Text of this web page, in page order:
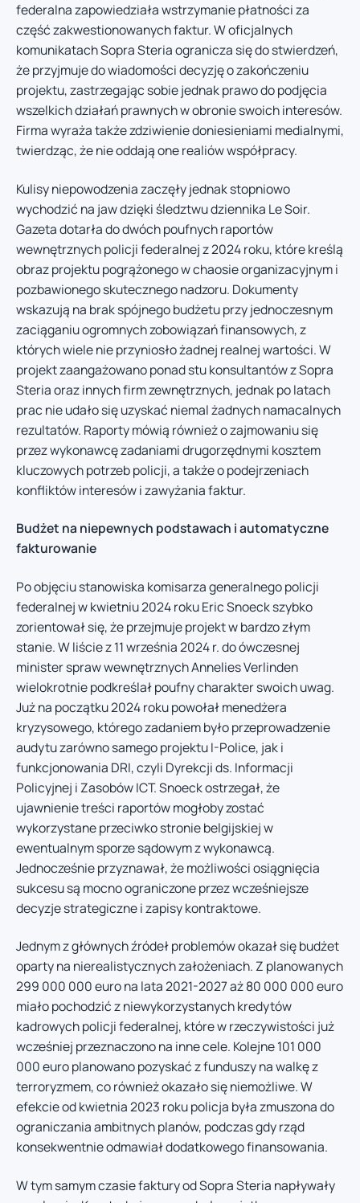
federalna zapowiedziała wstrzymanie płatności za
część zakwestionowanych faktur. W oficjalnych
komunikatach Sopra Steria ogranicza się do stwierdzeń,
że przyjmuje do wiadomości decyzję o zakończeniu
projektu, zastrzegając sobie jednak prawo do podjęcia
wszelkich działań prawnych w obronie swoich interesów.
Firma wyraża także zdziwienie doniesieniami medialnymi,
twierdząc, że nie oddają one realiów współpracy.
Kulisy niepowodzenia zaczęły jednak stopniowo
wychodzić na jaw dzięki śledztwu dziennika Le Soir.
Gazeta dotarła do dwóch poufnych raportów
wewnętrznych policji federalnej z 2024 roku, które kreślą
obraz projektu pogrążonego w chaosie organizacyjnym i
pozbawionego skutecznego nadzoru. Dokumenty
wskazują na brak spójnego budżetu przy jednoczesnym
zaciąganiu ogromnych zobowiązań finansowych, z
których wiele nie przyniosło żadnej realnej wartości. W
projekt zaangażowano ponad stu konsultantów z Sopra
Steria oraz innych firm zewnętrznych, jednak po latach
prac nie udało się uzyskać niemal żadnych namacalnych
rezultatów. Raporty mówią również o zajmowaniu się
przez wykonawcę zadaniami drugorzędnymi kosztem
kluczowych potrzeb policji, a także o podejrzeniach
konfliktów interesów i zawyżania faktur.
Budżet na niepewnych podstawach i automatyczne
fakturowanie
Po objęciu stanowiska komisarza generalnego policji
federalnej w kwietniu 2024 roku Eric Snoeck szybko
zorientował się, że przejmuje projekt w bardzo złym
stanie. W liście z 11 września 2024 r. do ówczesnej
minister spraw wewnętrznych Annelies Verlinden
wielokrotnie podkreślał poufny charakter swoich uwag.
Już na początku 2024 roku powołał menedżera
kryzysowego, którego zadaniem było przeprowadzenie
audytu zarówno samego projektu I-Police, jak i
funkcjonowania DRI, czyli Dyrekcji ds. Informacji
Policyjnej i Zasobów ICT. Snoeck ostrzegał, że
ujawnienie treści raportów mogłoby zostać
wykorzystane przeciwko stronie belgijskiej w
ewentualnym sporze sądowym z wykonawcą.
Jednocześnie przyznawał, że możliwości osiągnięcia
sukcesu są mocno ograniczone przez wcześniejsze
decyzje strategiczne i zapisy kontraktowe.
Jednym z głównych źródeł problemów okazał się budżet
oparty na nierealistycznych założeniach. Z planowanych
299 000 000 euro na lata 2021-2027 aż 80 000 000 euro
miało pochodzić z niewykorzystanych kredytów
kadrowych policji federalnej, które w rzeczywistości już
wcześniej przeznaczono na inne cele. Kolejne 101 000
000 euro planowano pozyskać z funduszy na walkę z
terroryzmem, co również okazało się niemożliwe. W
efekcie od kwietnia 2023 roku policja była zmuszona do
ograniczania ambitnych planów, podczas gdy rząd
konsekwentnie odmawiał dodatkowego finansowania.
W tym samym czasie faktury od Sopra Steria napływały